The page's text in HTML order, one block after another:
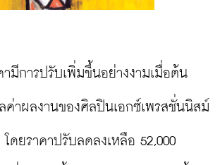
มีการปรับเพิ่มขึ้นอย่างงามเมื่อต้น
าผลงานของศิลปินเอกซ์เพรสชั่นนิสม์
ดยราคาปรับลดลงเหลือ 52,000